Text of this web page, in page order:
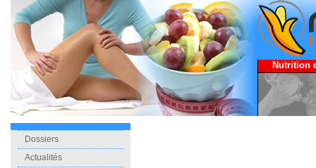
Nutrition
Dossiers
Actualités